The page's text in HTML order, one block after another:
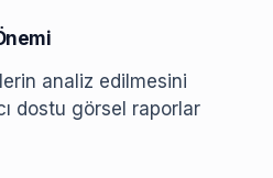
analiz edilmesini
dostu görsel raporlar